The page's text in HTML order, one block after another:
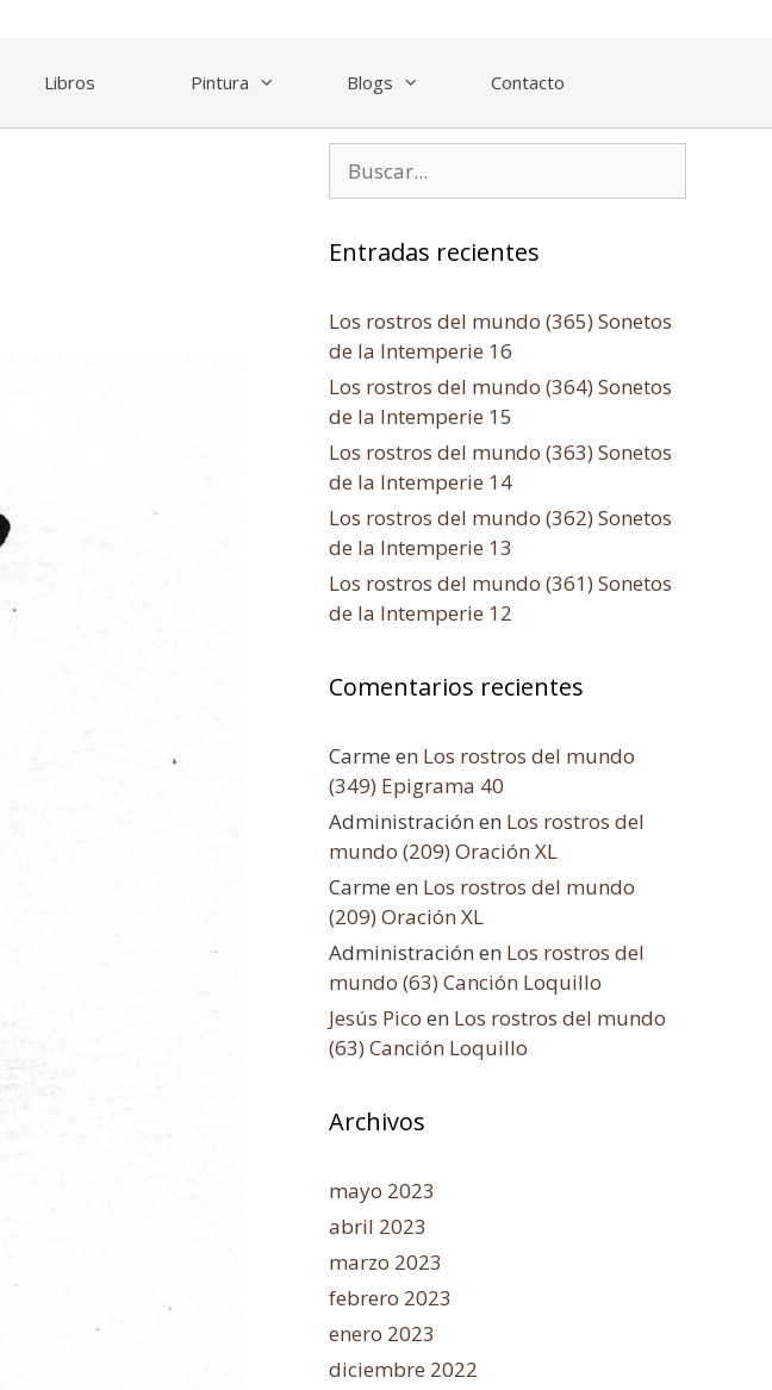
Libros Pintura Blogs Contacto
Entradas recientes
Los rostros del mundo (365) Sonetos
de la Intemperie 16
Los rostros del mundo (364) Sonetos
de la Intemperie 15
Los rostros del mundo (363) Sonetos
de la Intemperie 14
Los rostros del mundo (362) Sonetos
de la Intemperie 13
Los rostros del mundo (361) Sonetos
de la Intemperie 12
Comentarios recientes
Carme en Los rostros del mundo
(349) Epigrama 40
Administración en Los rostros del
mundo (209) Oración XL
Carme en Los rostros del mundo
(209) Oración XL
Administración en Los rostros del
mundo (63) Canción Loquillo
Jesús Pico en Los rostros del mundo
(63) Canción Loquillo
Archivos
mayo 2023
abril 2023
marzo 2023
febrero 2023
enero 2023
diciembre 2022